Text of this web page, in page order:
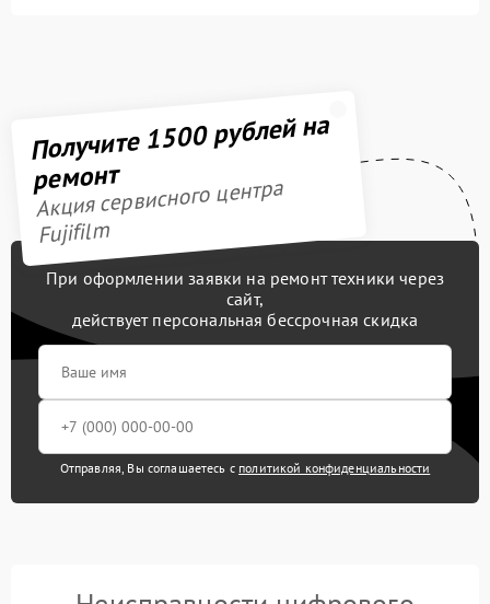
Получите 1500 рублей на
ремонт
Акция сервисного центра
Fujifilm
При оформлении заявки на ремонт техники через
сайт,
действует персональная бессрочная скидка
Отправляя, Вы соглашаетесь с политикой конфиденциальности